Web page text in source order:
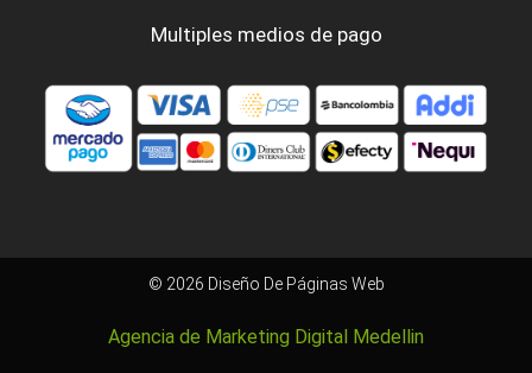
Multiples medios de pago
© 2026 Diseño De Páginas Web
Agencia de Marketing Digital Medellin